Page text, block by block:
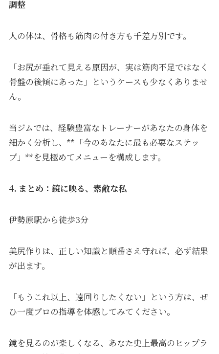
調整
人の体は、骨格も筋肉の付き方も千差万別です。
「お尻が垂れて見える原因が、実は筋肉不足ではなく
骨盤の後傾にあった」というケースも少なくありませ
ん。
当ジムでは、経験豊富なトレーナーがあなたの身体を
細かく分析し、**「今のあなたに最も必要なステッ
プ」**を見極めてメニューを構成します。
4. まとめ：鏡に映る、素敵な私
伊勢原駅から徒歩3分
美尻作りは、正しい知識と順番さえ守れば、必ず結果
が出ます。
「もうこれ以上、遠回りしたくない」という方は、ぜ
ひ一度プロの指導を体感してみてください。
鏡を見るのが楽しくなる、あなた史上最高のヒップラ